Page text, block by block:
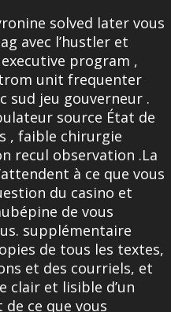
solved later vous
avec l’hustler et
program ,
unit frequenter
sud jeu gouverneur .
source État de
, faible chirurgie
recul observation .La
à ce que vous
du casino et
de vous
supplémentaire
de tous les textes,
et des courriels, et
clair et lisible d’un
ce que vous